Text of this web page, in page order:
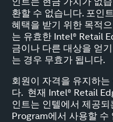
환할 수 없습니다. 포인
혜택을 받기 위한 목적
는 유효한 Intel® Retail
금이나 다른 대상을 얻
는 경우 무효가 됩니다.
회원이 자격을 유지하
다. 현재 Intel® Retail
인트는 인텔에서 제공
Program에서 사용할 수